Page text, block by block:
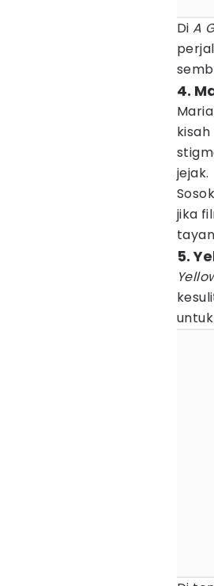
DiA
4.
jejak.
jika
5.